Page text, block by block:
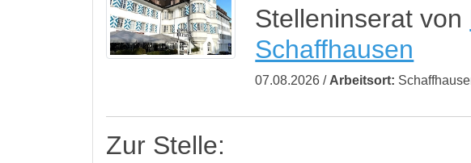
Stelleninserat von
Schaffhausen
07.08.2026 / Arbeitsort:
Zur Stelle: